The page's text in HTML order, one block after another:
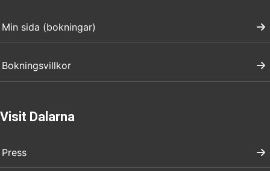
Min sida (bokningar)
Bokningsvillkor
Visit Dalarna
Press